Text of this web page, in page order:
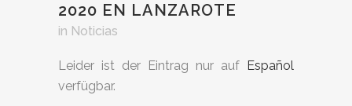
2020 EN LANZAROTE
in Noticias
Leider ist der Eintrag nur auf Español
verfügbar.